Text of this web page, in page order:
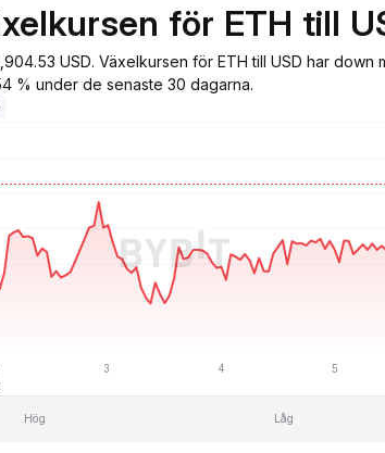
för ETH till
USD. Växelkursen för ETH till USD har
% under de senaste 30 dagarna.
Hög Låg